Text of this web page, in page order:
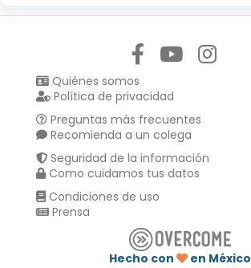
Quiénes somos
Política de privacidad
Preguntas más frecuentes
Recomienda a un colega
Seguridad de la información
Como cuidamos tus datos
Condiciones de uso
Prensa
Hecho con en México